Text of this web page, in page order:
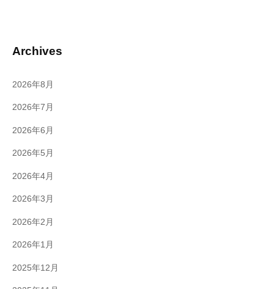
Archives
2026年8月
2026年7月
2026年6月
2026年5月
2026年4月
2026年3月
2026年2月
2026年1月
2025年12月